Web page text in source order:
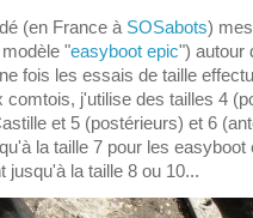
(en France à SOSabots)
"easyboot epic") autour
fois les essais de taille
comtois, j'utilise des tailles 4
et 5 (postérieurs) et 6
la taille 7 pour les
jusqu'à la taille 8 ou 10...